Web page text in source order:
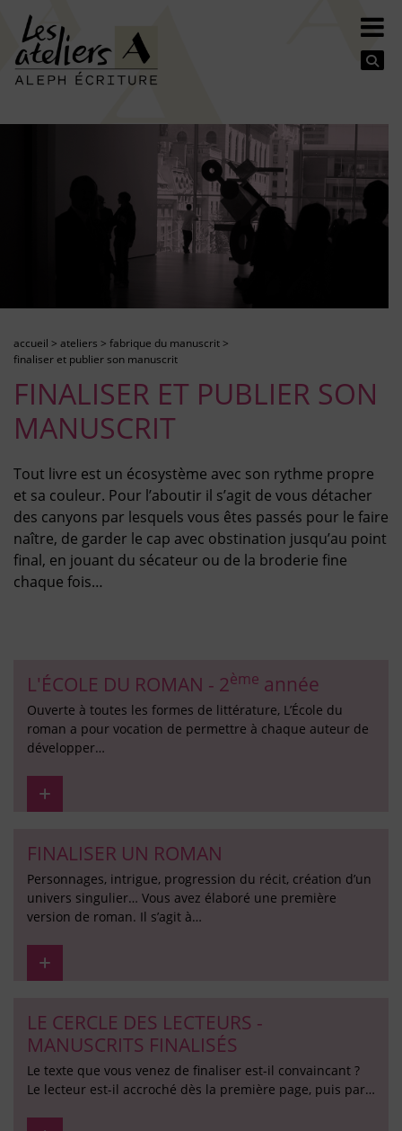
accueil > ateliers > fabrique du manuscrit>
finaliser et publier son manuscrit
FINALISER ET PUBLIER SON
MANUSCRIT
Tout livre est un écosystème avec son rythme propre
et sa couleur. Pour l’aboutir il s’agit de vous détacher
des canyons par lesquels vous êtes passés pour le faire
naître, de garder le cap avec obstination jusqu’au point
final, en jouant du sécateur ou de la broderie fine
chaque fois…
L'ÉCOLE DU ROMAN - 2ème année
Ouverte à toutes les formes de littérature, L’École du
roman a pour vocation de permettre à chaque auteur de
développer…
FINALISER UN ROMAN
Personnages, intrigue, progression du récit, création d’un
univers singulier… Vous avez élaboré une première
version de roman. Il s’agit à…
LE CERCLE DES LECTEURS -
MANUSCRITS FINALISÉS
Le texte que vous venez de finaliser est-il convaincant ?
Le lecteur est-il accroché dès la première page, puis par…